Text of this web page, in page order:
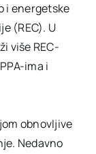
i energetske
(REC). U
više REC-
ima i
obnovljive
Nedavno